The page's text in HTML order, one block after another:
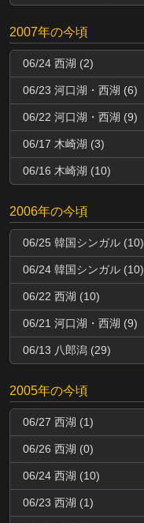
2007年の今頃
06/24 西湖 (2)
06/23 河口湖・西湖 (6)
06/22 河口湖・西湖 (9)
06/17 木崎湖 (3)
06/16 木崎湖 (10)
2006年の今頃
06/25 韓国シンガル (10)
06/24 韓国シンガル (10)
06/22 西湖 (10)
06/21 河口湖・西湖 (9)
06/13 八郎潟 (29)
2005年の今頃
06/27 西湖 (1)
06/26 西湖 (0)
06/24 西湖 (10)
06/23 西湖 (1)